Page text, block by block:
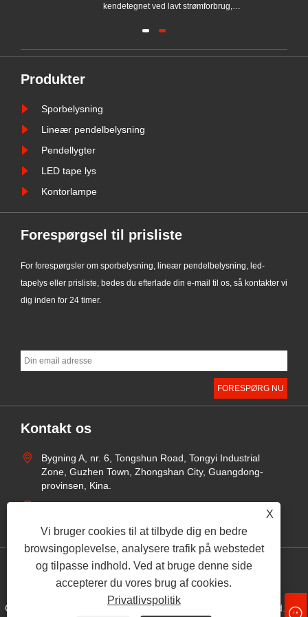
X
Vi bruger cookies til at tilbyde dig en bedre
browsingoplevelse, analysere trafik på webstedet
og tilpasse indhold. Ved at bruge denne side
accepterer du vores brug af cookies.
Privatlivspolitik
kendetegnet ved lavt strømforbrug,
Produkter
Sporbelysning
Lineær pendelbelysning
Pendellygter
LED tape lys
Kontorlampe
Forespørgsel til prisliste
For forespørgsler om sporbelysning, lineær pendelbelysning, led-
tapelys eller prisliste, bedes du efterlade din e-mail til os, så kontakter vi
dig inden for 24 timer.
Kontakt os
Bygning A, nr. 6, Tongshun Road, Tongyi Industrial
Zone, Guzhen Town, Zhongshan City, Guangdong-
provinsen, Kina.
sophia@lightdailt.com
Sitemap Privatlivspolitik
Copyright © 2024 Zhongshan Dadi Lighting Technology Co., Ltd. Alle